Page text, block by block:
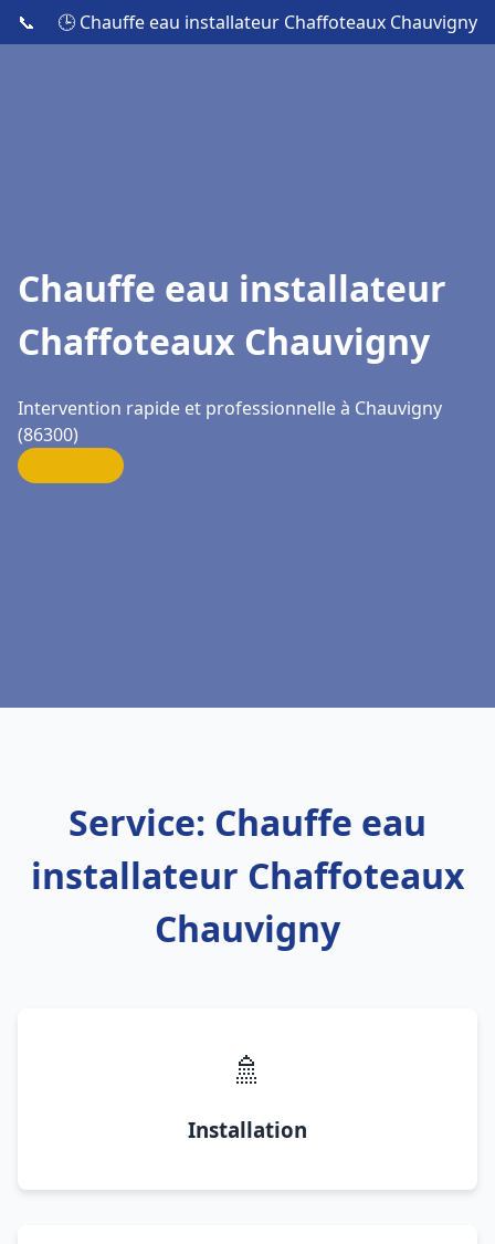
📞 🕒 Chauffe eau installateur Chaffoteaux Chauvigny
Chauffe eau installateur
Chaffoteaux Chauvigny
Intervention rapide et professionnelle à Chauvigny
(86300)
Service: Chauffe eau
installateur Chaffoteaux
Chauvigny
🚿
Installation